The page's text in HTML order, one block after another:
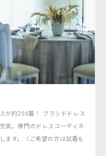
が約200着！ ブランドドレス
実。専門のドレスコーディネ
ます。〈ご希望の方は試着も